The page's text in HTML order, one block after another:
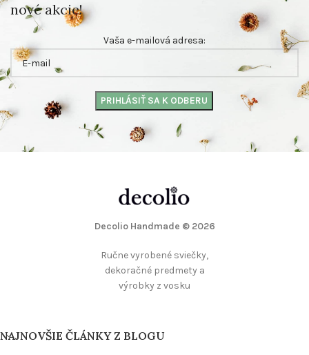
nové akcie!
Vaša e-mailová adresa:
Decolio Handmade © 2026
Ručne vyrobené sviečky,
dekoračné predmety a
výrobky z vosku
NAJNOVŠIE ČLÁNKY Z BLOGU